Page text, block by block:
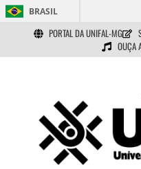
BRASIL
PORTAL DA UNIFAL-MG
OUÇA